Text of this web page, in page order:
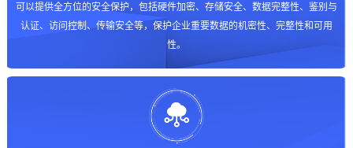
可以提供全方位的安全保护，包括硬件加密、存储安全、数据完整性、鉴别与
认证、访问控制、传输安全等，保护企业重要数据的机密性、完整性和可用
性。